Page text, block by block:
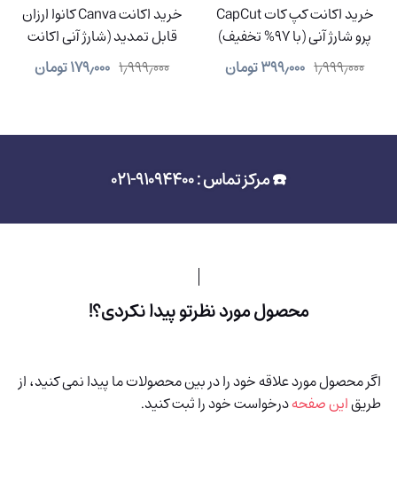
خرید اکانت کپ کات CapCut
پرو شارژ آنی (با 97% تخفیف)
۱٫۹۹۹٫۰۰۰ ۳۹۹٫۰۰۰تومان
خرید اکانت Canva کانوا ارزان
قابل تمدید (شارژ آنی اکانت
شما) ۱٫۹۹۹٫۰۰۰ ۱۷۹٫۰۰۰تومان
☎️ مرکز تماس : 91094400-021
محصول مورد نظرتو پیدا نکردی؟!
اگر محصول مورد علاقه خود را در بین محصولات ما پیدا نمی کنید، از
طریقاین صفحهدرخواست خود را ثبت کنید.